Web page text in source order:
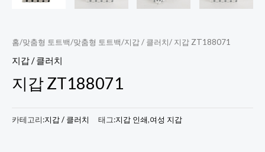
홈/맞춤형 토트백/맞춤형 토트백/지갑 / 클러치/ 지갑 ZT188071
지갑 / 클러치
지갑 ZT188071
카테고리:지갑 / 클러치 태그:지갑 인쇄,여성 지갑